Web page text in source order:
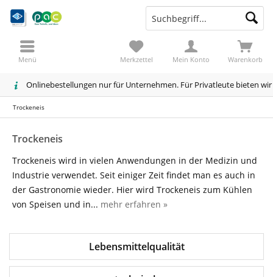
Onlinebestellungen nur für Unternehmen. Für Privatleute bieten
Warenkorb
Merkzettel Mein Konto
Menü
Trockeneis
Trockeneis
Trockeneis wird in vielen Anwendungen in der Medizin und
Industrie verwendet. Seit einiger Zeit findet man es auch in
der Gastronomie wieder. Hier wird Trockeneis zum Kühlen
von Speisen und in... mehr erfahren »
Lebensmittelqualität